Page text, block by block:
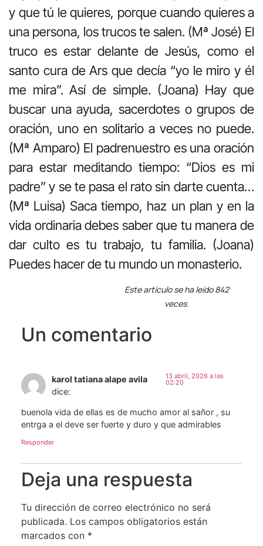
y que tú le quieres, porque cuando quieres a
una persona, los trucos te salen. (Mª José) El
truco es estar delante de Jesús, como el
santo cura de Ars que decía “yo le miro y él
me mira”. Así de simple. (Joana) Hay que
buscar una ayuda, sacerdotes o grupos de
oración, uno en solitario a veces no puede.
(Mª Amparo) El padrenuestro es una oración
para estar meditando tiempo: “Dios es mi
padre” y se te pasa el rato sin darte cuenta…
(Mª Luisa) Saca tiempo, haz un plan y en la
vida ordinaria debes saber que tu manera de
dar culto es tu trabajo, tu familia. (Joana)
Puedes hacer de tu mundo un monasterio.
Este artículo se ha leído 842
veces.
Un comentario
karol tatiana alape avila
dice:
13 abril, 2026 a las
02:20
buenola vida de ellas es de mucho amor al sañor , su
entrga a el deve ser fuerte y duro y que admirables
Responder
Deja una respuesta
Tu dirección de correo electrónico no será
publicada. Los campos obligatorios están
marcados con *